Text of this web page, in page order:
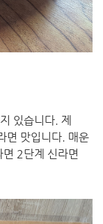
있습니다. 제
면 맛입니다. 매운
2단계 신라면